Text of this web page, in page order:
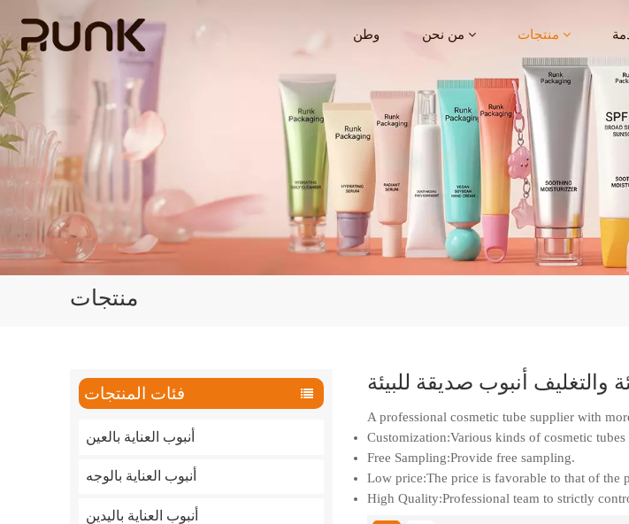
وطن من نحن منتجات
منتجات
فئات المنتجات
أنبوب العناية بالعين
أنبوب العناية بالوجه
أنبوب العناية باليدين
أنبوب صديقة للبيئة
A professional cosmetic tube supplier with
Customization:Various kinds of cosmetic tubes
Free Sampling:Provide free sampling.
Low price:The price is favorable to that of the
High Quality:Professional team to strictly